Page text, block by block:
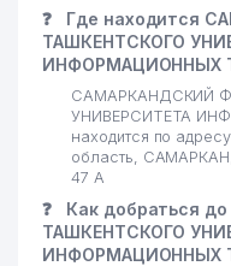
❓
Где находится
ТАШКЕНТСКОГО
ИНФОРМАЦИОННЫХ
САМАРКАНДСКИЙ
УНИВЕРСИТЕТА
находится по
область,
47 А
❓
Как добраться
ТАШКЕНТСКОГО
ИНФОРМАЦИОННЫХ